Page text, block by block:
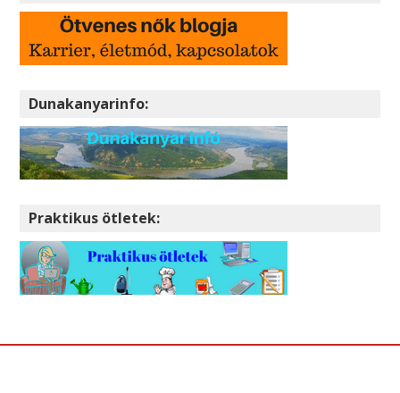
Dunakanyarinfo:
Praktikus ötletek: